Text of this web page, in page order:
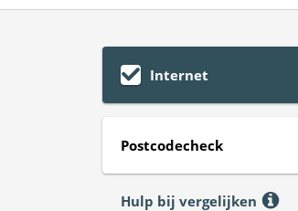
Internet
Postcodecheck
Hulp bij vergelijken